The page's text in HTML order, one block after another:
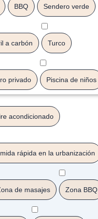
BBQ Sendero verde
a carbón Turco
privado Piscina de niños
acondicionado
rápida en la urbanización
de masajes Zona BBQ